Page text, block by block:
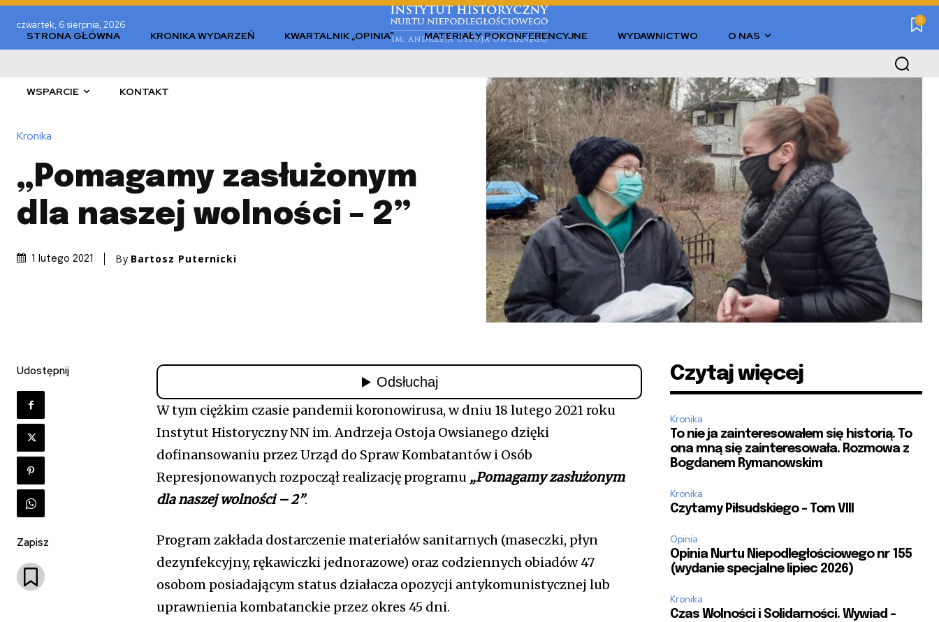
czwartek, 6 sierpnia, 2026 0
STRONA GŁÓWNA KRONIKA WYDARZEŃ KWARTALNIK „OPINIA” MATERIAŁY POKONFERENCYJNE WYDAWNICTWO O NAS
WSPARCIE KONTAKT
Kronika
„Pomagamy zasłużonym
dla naszej wolności – 2”
1 lutego 2021 By Bartosz Puternicki
Udostępnij
Zapisz
W tym ciężkim czasie pandemii koronowirusa, w dniu 18 lutego 2021 roku
Instytut Historyczny NN im. Andrzeja Ostoja Owsianego dzięki
dofinansowaniu przez Urząd do Spraw Kombatantów i Osób
Represjonowanych rozpoczął realizację programu „Pomagamy zasłużonym
dla naszej wolności – 2”.
Program zakłada dostarczenie materiałów sanitarnych (maseczki, płyn
dezynfekcyjny, rękawiczki jednorazowe) oraz codziennych obiadów 47
osobom posiadającym status działacza opozycji antykomunistycznej lub
uprawnienia kombatanckie przez okres 45 dni.
Czytaj więcej
Kronika
To nie ja zainteresowałem się historią. To
ona mną się zainteresowała. Rozmowa z
Bogdanem Rymanowskim
Kronika
Czytamy Piłsudskiego – Tom VIII
Opinia
Opinia Nurtu Niepodległościowego nr 155
(wydanie specjalne lipiec 2026)
Kronika
Czas Wolności i Solidarności. Wywiad –